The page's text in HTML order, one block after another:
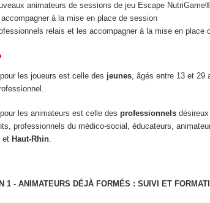
animateurs de sessions de jeu Escape NutriGame
à la mise en place de session
relais et les accompagner à la mise en place
les joueurs est celle des jeunes , âgés entre 13 et
les animateurs est celle desprofessionnels
professionnels du médico-social, éducateurs,
et Haut-Rhin.
1 - ANIMATEURS DÉJÀ FORMÉS : SUIVI ET